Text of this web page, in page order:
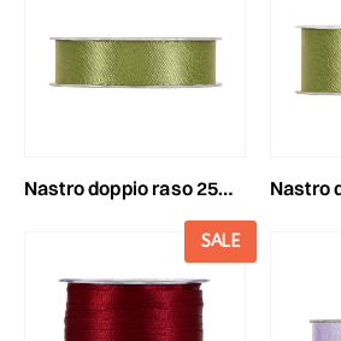
nastro doppio raso 25mm50mt verde oliva nastro
SALE